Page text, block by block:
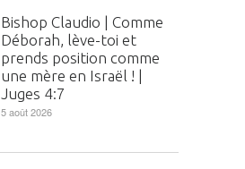
Bishop Claudio | Comme
Déborah, lève-toi et
prends position comme
une mère en Israël ! |
Juges 4:7
5 août 2026